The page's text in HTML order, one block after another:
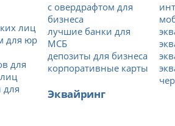
лиц
для юр
для
для
с овердрафтом для
бизнеса
лучшие банки для
МСБ
депозиты для бизнеса
корпоративные карты
Эквайринг